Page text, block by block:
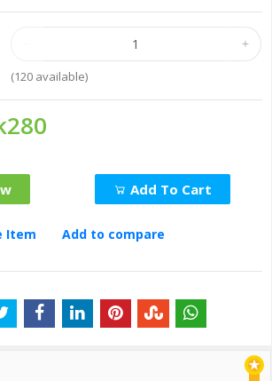
(120available)
Add To Cart
Item Add to compare